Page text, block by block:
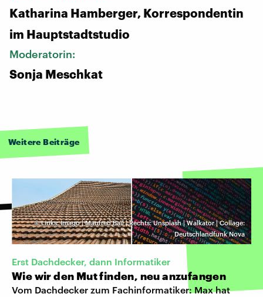
Katharina Hamberger, Korrespondentin
im Hauptstadtstudio
Moderatorin:
Sonja Meschkat
Weitere Beiträge
©Links: Imago | Manfred Bail | Rechts: Unsplash | Walkator | Collage:
Deutschlandfunk Nova
Erst Dachdecker, dann Informatiker
Wie wir den Mut finden, neu anzufangen
Vom Dachdecker zum Fachinformatiker: Max hat